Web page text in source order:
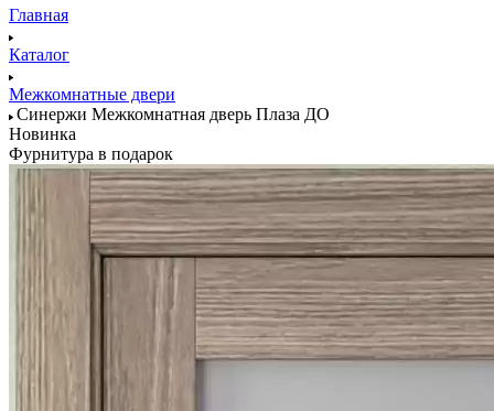
Главная
Каталог
Межкомнатные двери
Синержи Межкомнатная дверь Плаза ДО
Новинка
Фурнитура в подарок